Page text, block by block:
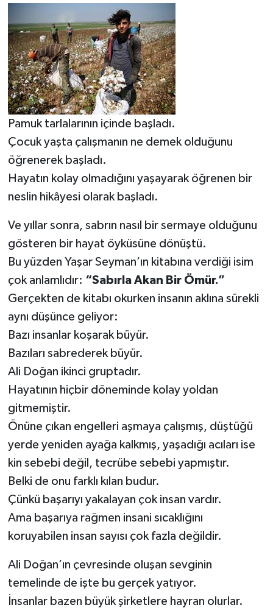
Pamuk tarlalarının içinde başladı.
Çocuk yaşta çalışmanın ne demek olduğunu
öğrenerek başladı.
Hayatın kolay olmadığını yaşayarak öğrenen bir
neslin hikâyesi olarak başladı.
Ve yıllar sonra, sabrın nasıl bir sermaye olduğunu
gösteren bir hayat öyküsüne dönüştü.
Bu yüzden Yaşar Seyman’ın kitabına verdiği isim
çok anlamlıdır: “Sabırla Akan Bir Ömür.”
Gerçekten de kitabı okurken insanın aklına sürekli
aynı düşünce geliyor:
Bazı insanlar koşarak büyür.
Bazıları sabrederek büyür.
Ali Doğan ikinci gruptadır.
Hayatının hiçbir döneminde kolay yoldan
gitmemiştir.
Önüne çıkan engelleri aşmaya çalışmış, düştüğü
yerde yeniden ayağa kalkmış, yaşadığı acıları ise
kin sebebi değil, tecrübe sebebi yapmıştır.
Belki de onu farklı kılan budur.
Çünkü başarıyı yakalayan çok insan vardır.
Ama başarıya rağmen insani sıcaklığını
koruyabilen insan sayısı çok fazla değildir.
Ali Doğan’ın çevresinde oluşan sevginin
temelinde de işte bu gerçek yatıyor.
İnsanlar bazen büyük şirketlere hayran olurlar.